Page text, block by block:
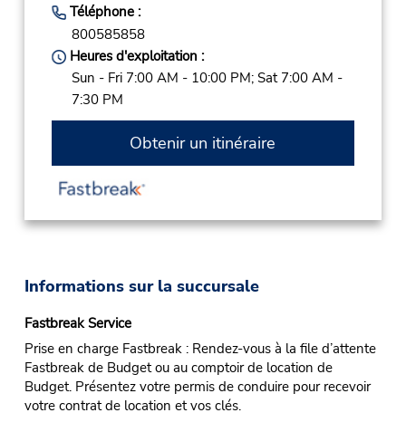
Téléphone :
800585858
Heures d'exploitation :
Sun - Fri 7:00 AM - 10:00 PM; Sat 7:00 AM -
7:30 PM
Obtenir un itinéraire
Informations sur la succursale
Fastbreak Service
Prise en charge Fastbreak : Rendez-vous à la file d’attente
Fastbreak de Budget ou au comptoir de location de
Budget. Présentez votre permis de conduire pour recevoir
votre contrat de location et vos clés.